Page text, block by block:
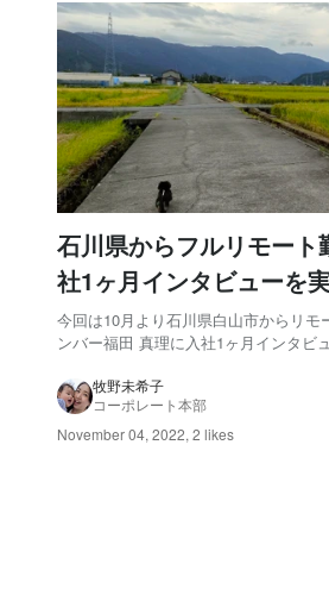
石川県からフルリモー
社1ヶ月インタビューを
今回は10月より石川県白山市からリ
ンバー福田 真理に入社1ヶ月インタビ
じめに インタビューを実施した日は、
のオフィスに初出社した日！...
牧野未希子
コーポレート本部
November 04, 2022, 2 likes